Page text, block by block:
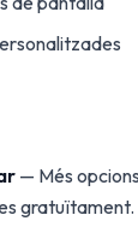
— Més
gratuïtament.